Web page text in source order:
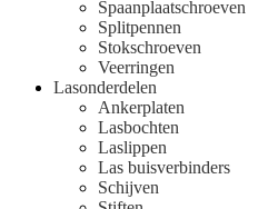
Spaanplaatschroeven
Splitpennen
Stokschroeven
Veerringen
Lasonderdelen
Ankerplaten
Lasbochten
Laslippen
Las buisverbinders
Schijven